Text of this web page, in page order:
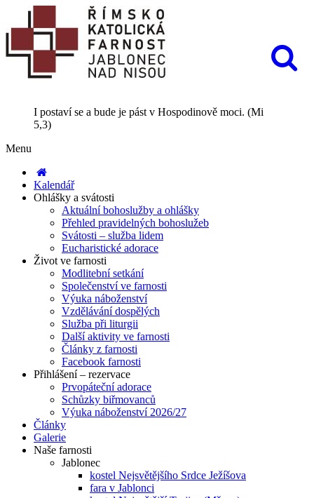
I postaví se a bude je pást v Hospodinově moci. (Mi
5,3)
Menu
Kalendář
Ohlášky a svátosti
Aktuální bohoslužby a ohlášky
Přehled pravidelných bohoslužeb
Svátosti – služba lidem
Eucharistické adorace
Život ve farnosti
Modlitební setkání
Společenství ve farnosti
Výuka náboženství
Vzdělávání dospělých
Služba při liturgii
Další aktivity ve farnosti
Články z farnosti
Facebook farnosti
Přihlášení – rezervace
Prvopáteční adorace
Schůzky biřmovanců
Výuka náboženství 2026/27
Články
Galerie
Naše farnosti
Jablonec
kostel Nejsvětějšího Srdce Ježíšova
fara v Jablonci